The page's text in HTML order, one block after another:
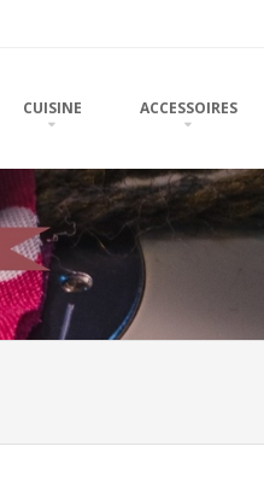
CUISINE ACCESSOIRES